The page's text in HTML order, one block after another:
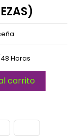
Horas
carrito